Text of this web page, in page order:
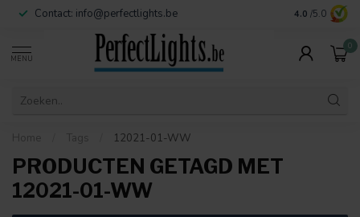
Contact: info@perfectlights.be 4.0 /5.0
MENU
0
Home Tags 12021-01-WW
PRODUCTEN GETAGD MET
12021-01-WW